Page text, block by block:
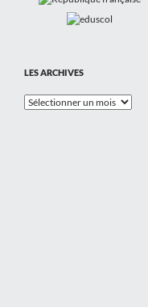
LES ARCHIVES
Les